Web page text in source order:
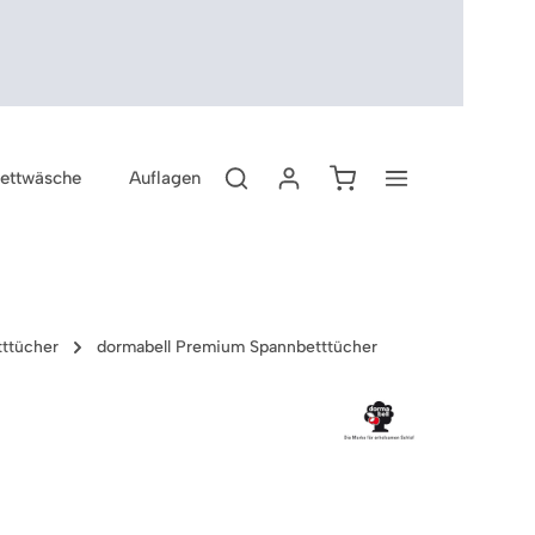
Auflagen Topper Zubehör
Warenkorb enthält 0
dormabell Premium Spannbetttücher